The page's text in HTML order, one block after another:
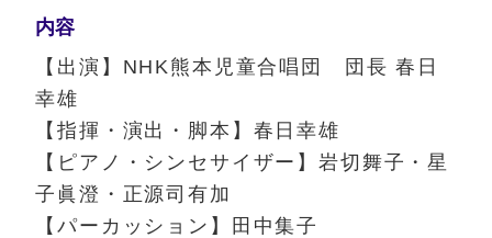
内容
【出演】NHK熊本児童合唱団 団長 春日
幸雄
【指揮・演出・脚本】春日幸雄
【ピアノ・シンセサイザー】岩切舞子・星
子眞澄・正源司有加
【パーカッション】田中集子